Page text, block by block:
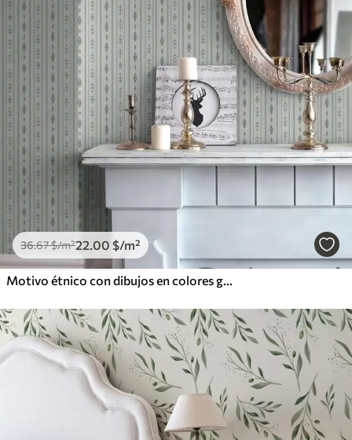
48 .33 29 .00 $ /m²
36.67$/m²22.00 $/m²
Motivo étnico con dibujos en colores gris y menta